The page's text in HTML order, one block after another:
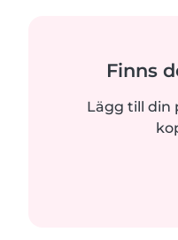
Finns
Lägg till din